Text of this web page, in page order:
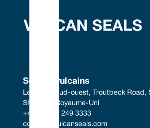
Sceaux vulcains
Le centre sud-ouest, Troutbeck Road,
Sheffield, Royaume-Uni
+44 (0) 114 249 3333
contact@vulcanseals.com